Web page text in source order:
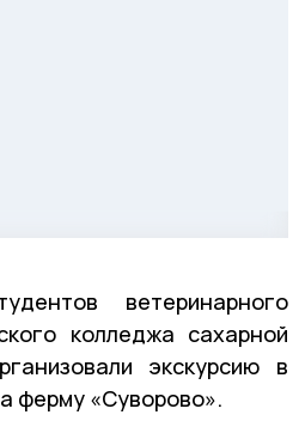
ветеринарного
колледжа сахарной
экскурсию в
ферму «Суворово».